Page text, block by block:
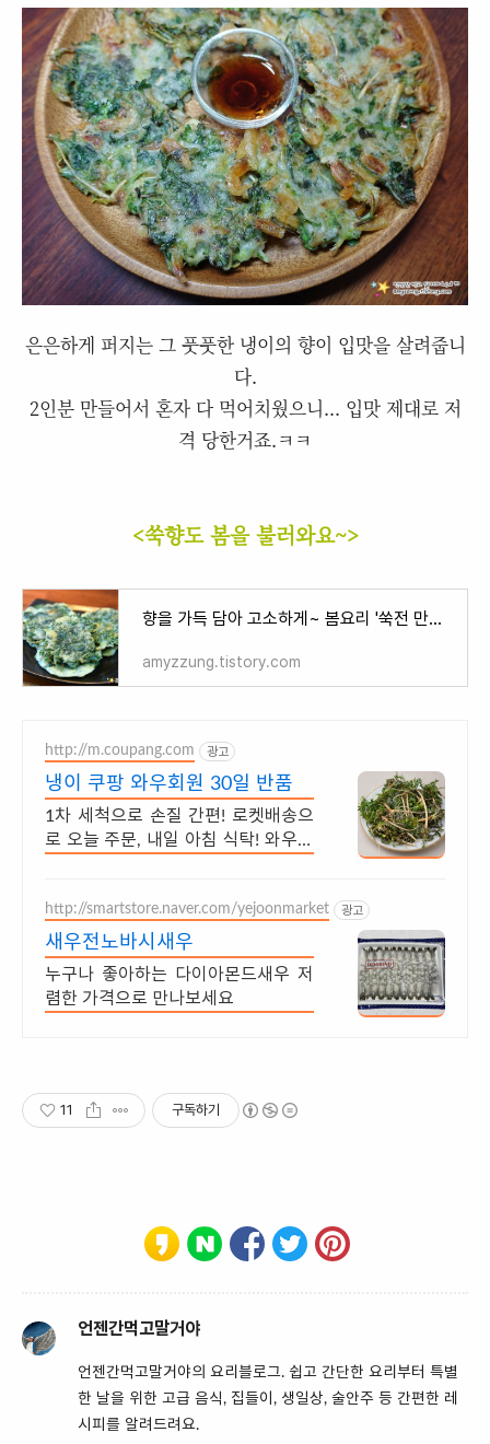
은은하게 퍼지는 그 풋풋한 냉이의 향이 입맛을 살려줍니
다.
2인분 만들어서 혼자 다 먹어치웠으니... 입맛 제대로 저
격 당한거죠.ㅋㅋ
<쑥향도 봄을 불러와요~>
향을 가득 담아 고소하게~ 봄요리 '쑥전 만들기'
amyzzung.tistory.com
http://m.coupang.com 광고
냉이 쿠팡 와우회원 30일 반품
1차 세척으로 손질 간편! 로켓배송으
로 오늘 주문, 내일 아침 식탁! 와우회
http://smartstore.naver.com/yejoonmarket 광고
새우전노바시새우
누구나 좋아하는 다이아몬드새우 저
렴한 가격으로 만나보세요
11 구독하기
언젠간먹고말거야
언젠간먹고말거야의 요리블로그. 쉽고 간단한 요리부터 특별
한 날을 위한 고급 음식, 집들이, 생일상, 술안주 등 간편한 레
시피를 알려드려요.